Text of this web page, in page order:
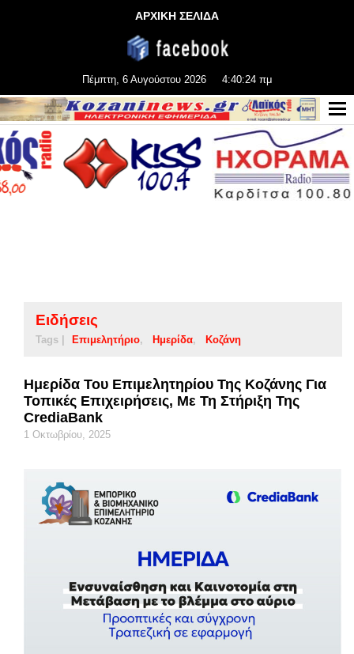
ΑΡΧΙΚΗ ΣΕΛΙΔΑ
Πέμπτη, 6 Αυγούστου 2026 4:40:25 πμ
Ειδήσεις
Tags | Επιμελητήριο Ημερίδα Κοζάνη
Hμερίδα Του Επιμελητηρίου Της Κοζάνης Για
Τοπικές Επιχειρήσεις, Με Τη Στήριξη Της
CrediaBank
1 Οκτωβρίου, 2025